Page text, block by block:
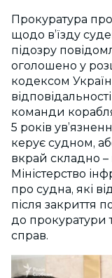
Прокуратура
щодо в’їзду
підозру
оголошено у
кодексом
команди
5 років
керує судном,
вкрай складно
Міністерство
про судна, які
після закриття
до прокуратури
справ.